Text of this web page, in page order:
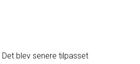
blev senere tilpasset